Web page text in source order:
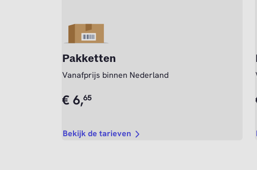
Pakketten
Vanafprijs binnen Nederland
€ 6,65
Bekijk de tarieven